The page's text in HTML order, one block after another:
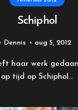
Schiphol
Dennis aug 5, 2012
op tijd op Schiphol...